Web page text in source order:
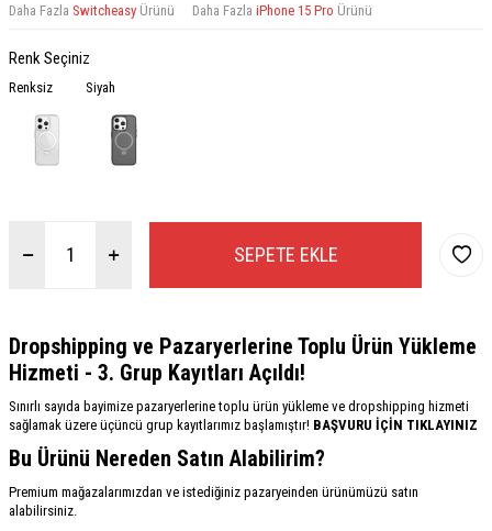
Daha Fazla Switcheasy Ürünü Daha Fazla iPhone 15 Pro Ürünü
Renk Seçiniz
Renksiz Siyah
SEPETE EKLE
Dropshipping ve Pazaryerlerine Toplu Ürün Yükleme
Hizmeti - 3. Grup Kayıtları Açıldı!
Sınırlı sayıda bayimize pazaryerlerine toplu ürün yükleme ve dropshipping hizmeti
sağlamak üzere üçüncü grup kayıtlarımız başlamıştır! BAŞVURU İÇİN TIKLAYINIZ
Bu Ürünü Nereden Satın Alabilirim?
Premium mağazalarımızdan ve istediğiniz pazaryeinden ürünümüzü satın
alabilirsiniz.